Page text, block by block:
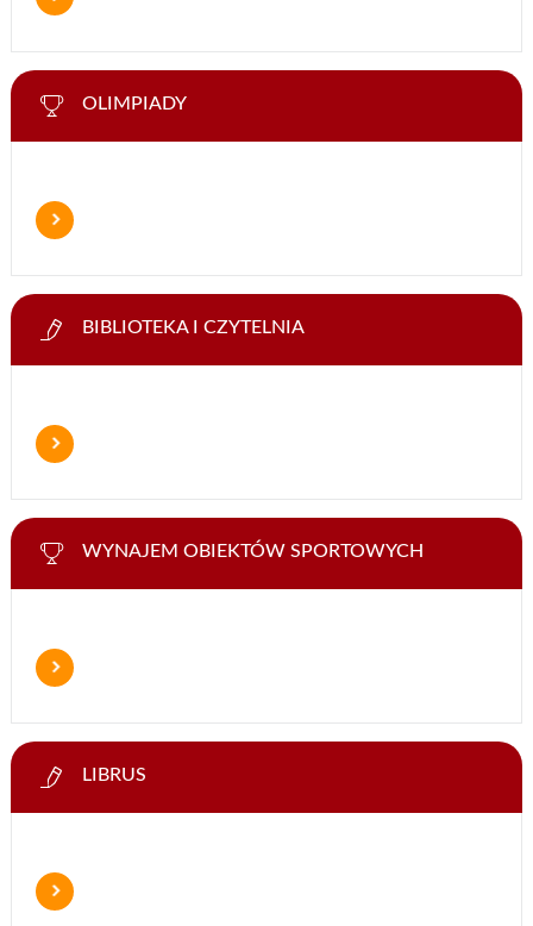
OLIMPIADY
BIBLIOTEKA I CZYTELNIA
WYNAJEM OBIEKTÓW SPORTOWYCH
LIBRUS